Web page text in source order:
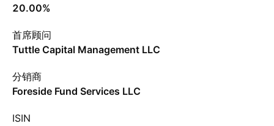
20.00%
首席顾问
Tuttle Capital Management LLC
分销商
Foreside Fund Services LLC
ISIN